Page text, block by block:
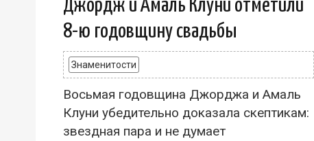
Джордж и Амаль Клуни отметили
8-ю годовщину свадьбы
Знаменитости
Восьмая годовщина Джорджа и Амаль
Клуни убедительно доказала скептикам:
звездная пара и не думает